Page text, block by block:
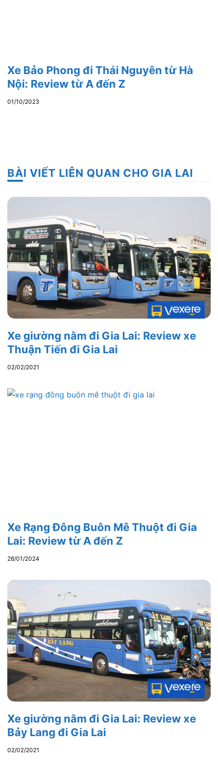
Xe Bảo Phong đi Thái Nguyên từ Hà
Nội: Review từ A đến Z
01/10/2023
BÀI VIẾT LIÊN QUAN CHO GIA LAI
Xe giường nằm đi Gia Lai: Review xe
Thuận Tiến đi Gia Lai
02/02/2021
Xe Rạng Đông Buôn Mê Thuột đi Gia
Lai: Review từ A đến Z
28/01/2024
Xe giường nằm đi Gia Lai: Review xe
Bảy Lang đi Gia Lai
02/02/2021